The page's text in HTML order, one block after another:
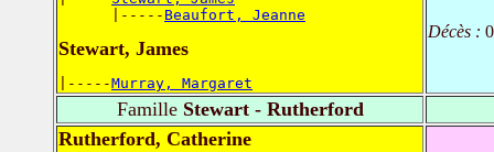
      |-----
Beaufort, Jeanne
Stewart, James
|-----Murray, Margaret
Décès :
FamilleStewart - Rutherford
Rutherford, Catherine